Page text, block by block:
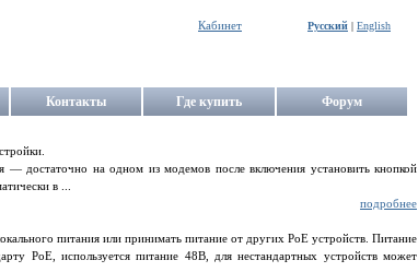
Кабинет Русский | English
Контакты Где купить Форум
достаточно на одном из модемов после включения установить кнопкой
в ...
подробнее
питания или принимать питание от других PoE устройств. Питание
PoE, используется питание 48В, для нестандартных устройств может